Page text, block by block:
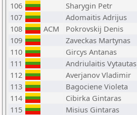
106
Sharygin Petr
107
Adomaitis Adrijus
108
ACM Pokrovskij Denis
109
Zaveckas Martynas
110
Gircys Antanas
111
Andriulaitis Vytautas
112
Averjanov Vladimir
113
Bagociene Violeta
114
Cibirka Gintaras
115
Misius Gintaras